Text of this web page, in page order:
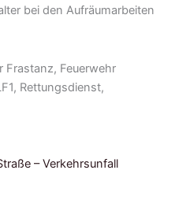
bei den Aufräumarbeiten
Frastanz, Feuerwehr
Rettungsdienst,
– Verkehrsunfall